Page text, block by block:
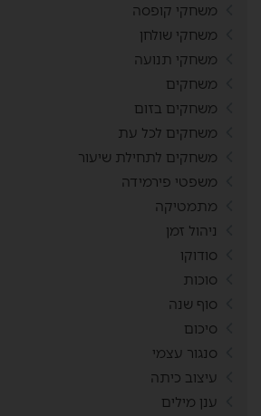
משחקי קופסה
משחקי שולחן
משחקי תנועה
משחקים
משחקים בזום
משחקים לכל עת
משחקים לתחילת שיעור
משפטי פירמידה
מתמטיקה
ניהול זמן
סודוקו
סוכות
סוף שנה
סיכום
סנגור עצמי
עיצוב כיתה
ענן מילים